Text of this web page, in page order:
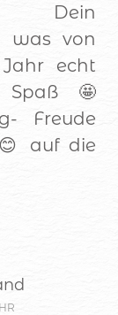
Dein
was von
echt
Spaß 🤩
Freude
auf die